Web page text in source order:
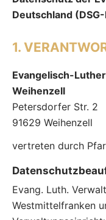
Deutschland (DSG-
1.
Evangelisch-
Weihenzell
Petersdorfer Str. 2
91629 Weihenzell
vertreten durch
Evang. Luth.
Westmittelfranken